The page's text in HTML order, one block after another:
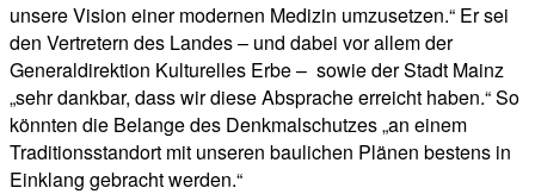
unsere Vision einer modernen Medizin umzusetzen.“ Er sei
den Vertretern des Landes – und dabei vor allem der
Generaldirektion Kulturelles Erbe – sowie der Stadt Mainz
„sehr dankbar, dass wir diese Absprache erreicht haben.“ So
könnten die Belange des Denkmalschutzes „an einem
Traditionsstandort mit unseren baulichen Plänen bestens in
Einklang gebracht werden.“